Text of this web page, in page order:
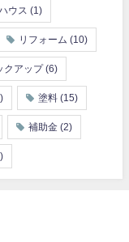
ウス (1)
リフォーム (10)
クアップ (6)
塗料 (15)
補助金 (2)